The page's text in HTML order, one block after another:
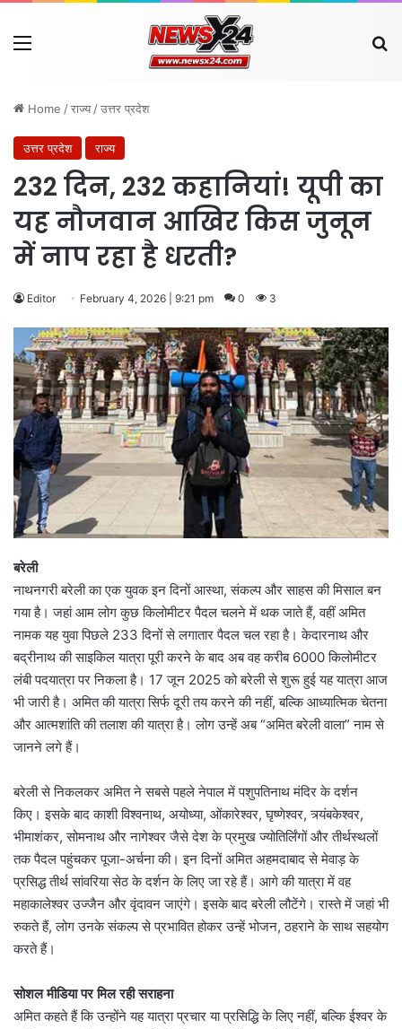
Menu
Home /राज्य /उत्तर प्रदेश
उत्तर प्रदेश राज्य
232 दिन, 232 कहानियां! यूपी का
यह नौजवान आखिर किस जुनून
में नाप रहा है धरती?
Editor February 4, 2026 | 9:21 pm 0 3
बरेली
नाथनगरी बरेली का एक युवक इन दिनों आस्था, संकल्प और साहस की मिसाल बन
गया है। जहां आम लोग कुछ किलोमीटर पैदल चलने में थक जाते हैं, वहीं अमित
नामक यह युवा पिछले 233 दिनों से लगातार पैदल चल रहा है। केदारनाथ और
बद्रीनाथ की साइकिल यात्रा पूरी करने के बाद अब वह करीब 6000 किलोमीटर
लंबी पदयात्रा पर निकला है। 17 जून 2025 को बरेली से शुरू हुई यह यात्रा आज
भी जारी है। अमित की यात्रा सिर्फ दूरी तय करने की नहीं, बल्कि आध्यात्मिक चेतना
और आत्मशांति की तलाश की यात्रा है। लोग उन्हें अब “अमित बरेली वाला” नाम से
जानने लगे हैं।
बरेली से निकलकर अमित ने सबसे पहले नेपाल में पशुपतिनाथ मंदिर के दर्शन
किए। इसके बाद काशी विश्वनाथ, अयोध्या, ओंकारेश्वर, घृष्णेश्वर, त्र्यंबकेश्वर,
भीमाशंकर, सोमनाथ और नागेश्वर जैसे देश के प्रमुख ज्योतिर्लिंगों और तीर्थस्थलों
तक पैदल पहुंचकर पूजा-अर्चना की। इन दिनों अमित अहमदाबाद से मेवाड़ के
प्रसिद्ध तीर्थ सांवरिया सेठ के दर्शन के लिए जा रहे हैं। आगे की यात्रा में वह
महाकालेश्वर उज्जैन और वृंदावन जाएंगे। इसके बाद बरेली लौटेंगे। रास्ते में जहां भी
रुकते हैं, लोग उनके संकल्प से प्रभावित होकर उन्हें भोजन, ठहराने के साथ सहयोग
करते हैं।
सोशल मीडिया पर मिल रही सराहना
अमित कहते हैं कि उन्होंने यह यात्रा प्रचार या प्रसिद्धि के लिए नहीं, बल्कि ईश्वर के